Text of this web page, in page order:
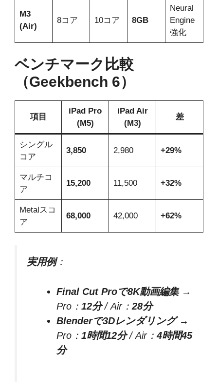
M3
(Air)
8コア 10コア 8GB
Neural
Engine
強化
ベンチマーク比較
（Geekbench 6）
項目
iPad Pro
(M5)
iPad Air
(M3)
差
シングル
コア
3,850 2,980 +29%
マルチコ
ア
15,200 11,500 +32%
Metalスコ
ア
68,000 42,000 +62%
実用例：
Final Cut Proで8K動画編集→
Pro：12分/ Air：28分
Blenderで3Dレンダリング→
Pro：1時間12分/ Air：4時間45
分